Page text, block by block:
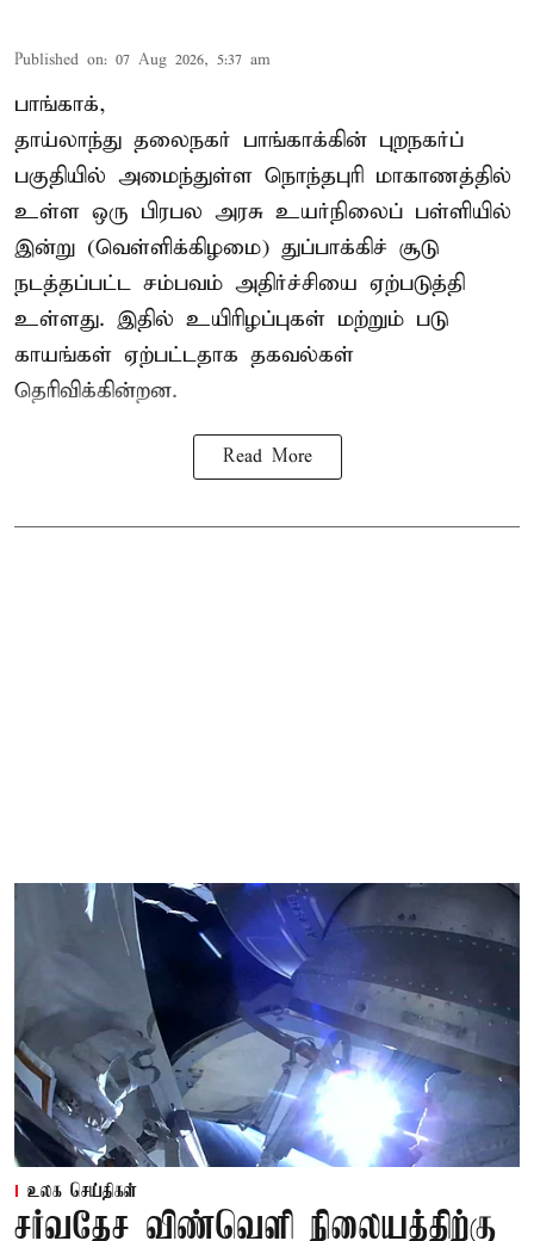
Published on: 07 Aug 2026, 5:37 am
பாங்காக்,
தாய்லாந்து தலைநகர் பாங்காக்கின் புறநகர்ப்
பகுதியில் அமைந்துள்ள நொந்தபுரி மாகாணத்தில்
உள்ள ஒரு பிரபல அரசு உயர்நிலைப் பள்ளியில்
இன்று (வெள்ளிக்கிழமை) துப்பாக்கிச் சூடு
நடத்தப்பட்ட சம்பவம் அதிர்ச்சியை ஏற்படுத்தி
உள்ளது. இதில் உயிரிழப்புகள் மற்றும் படு
காயங்கள் ஏற்பட்டதாக தகவல்கள்
தெரிவிக்கின்றன.
Read More
உலக செய்திகள்
சர்வதேச விண்வெளி நிலையத்திற்கு